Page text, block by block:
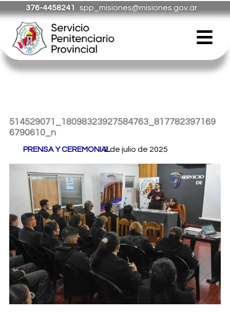
al
contenido
376-4458241 spp_misiones@misiones.gov.ar
514529071_18098323927584763_817782397169
6790610_n
PRENSA Y CEREMONIAL/
2 de julio de 2025